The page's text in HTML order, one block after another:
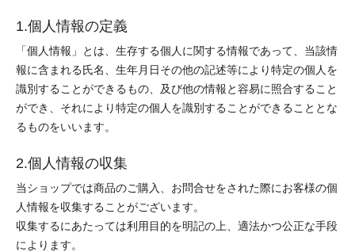
1.個人情報の定義
「個人情報」とは、生存する個人に関する情報であって、当該情
報に含まれる氏名、生年月日その他の記述等により特定の個人を
識別することができるもの、及び他の情報と容易に照合すること
ができ、それにより特定の個人を識別することができることとな
るものをいいます。
2.個人情報の収集
当ショップでは商品のご購入、お問合せをされた際にお客様の個
人情報を収集することがございます。
収集するにあたっては利用目的を明記の上、適法かつ公正な手段
によります。